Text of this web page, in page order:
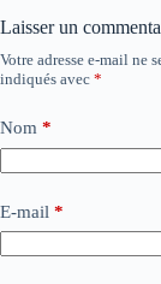
Laisser un
Votre adresse e-mail ne
indiqués avec *
Nom *
E-mail *